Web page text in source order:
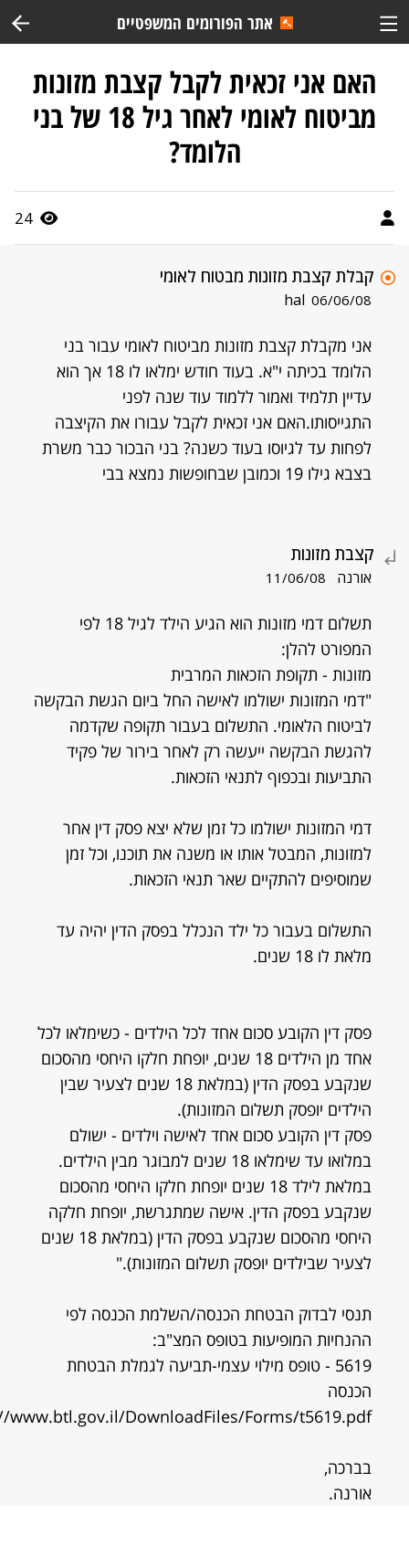
אתר הפורומים המשפטיים
האם אני זכאית לקבל קצבת מזונות
מביטוח לאומי לאחר גיל 18 של בני
הלומד?
24
קבלת קצבת מזונות מבטוח לאומי
hal 06/06/08
אני מקבלת קצבת מזונות מביטוח לאומי עבור בני
הלומד בכיתה י"א. בעוד חודש ימלאו לו 18 אך הוא
עדיין תלמיד ואמור ללמוד עוד שנה לפני
התגייסותו.האם אני זכאית לקבל עבורו את הקיצבה
לפחות עד לגיוסו בעוד כשנה? בני הבכור כבר משרת
בצבא גילו 19 וכמובן שבחופשות נמצא בבי
קצבת מזונות
אורנה 11/06/08
תשלום דמי מזונות הוא הגיע הילד לגיל 18 לפי
המפורט להלן:
מזונות - תקופת הזכאות המרבית
"דמי המזונות ישולמו לאישה החל ביום הגשת הבקשה
לביטוח הלאומי. התשלום בעבור תקופה שקדמה
להגשת הבקשה ייעשה רק לאחר בירור של פקיד
התביעות ובכפוף לתנאי הזכאות.
דמי המזונות ישולמו כל זמן שלא יצא פסק דין אחר
למזונות, המבטל אותו או משנה את תוכנו, וכל זמן
שמוסיפים להתקיים שאר תנאי הזכאות.
התשלום בעבור כל ילד הנכלל בפסק הדין יהיה עד
מלאת לו 18 שנים.
פסק דין הקובע סכום אחד לכל הילדים - כשימלאו לכל
אחד מן הילדים 18 שנים, יופחת חלקו היחסי מהסכום
שנקבע בפסק הדין (במלאת 18 שנים לצעיר שבין
הילדים יופסק תשלום המזונות).
פסק דין הקובע סכום אחד לאישה וילדים - ישולם
במלואו עד שימלאו 18 שנים למבוגר מבין הילדים.
במלאת לילד 18 שנים יופחת חלקו היחסי מהסכום
שנקבע בפסק הדין. אישה שמתגרשת, יופחת חלקה
היחסי מהסכום שנקבע בפסק הדין (במלאת 18 שנים
לצעיר שבילדים יופסק תשלום המזונות)."
תנסי לבדוק הבטחת הכנסה/השלמת הכנסה לפי
ההנחיות המופיעות בטופס המצ"ב:
5619 - טופס מילוי עצמי-תביעה לגמלת הבטחת
הכנסה
www.btl.gov.il/DownloadFiles/Forms/t5619.pdf
בברכה,
אורנה.